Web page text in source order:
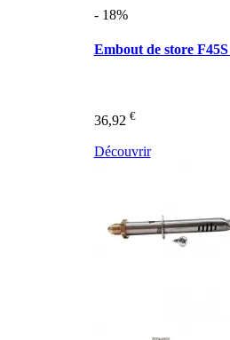
- 18%
Embout de store
36,92 €
Découvrir